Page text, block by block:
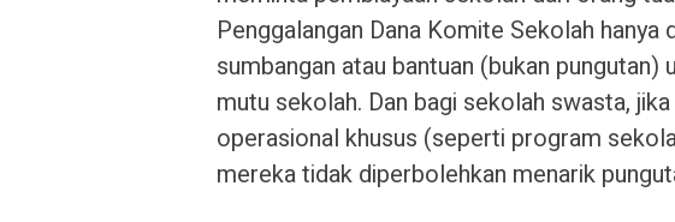
Penggalangan Dana Komite Sekolah
sumbangan atau bantuan (bukan pungutan)
mutu sekolah. Dan bagi sekolah swasta,
operasional khusus (seperti program
mereka tidak diperbolehkan menarik